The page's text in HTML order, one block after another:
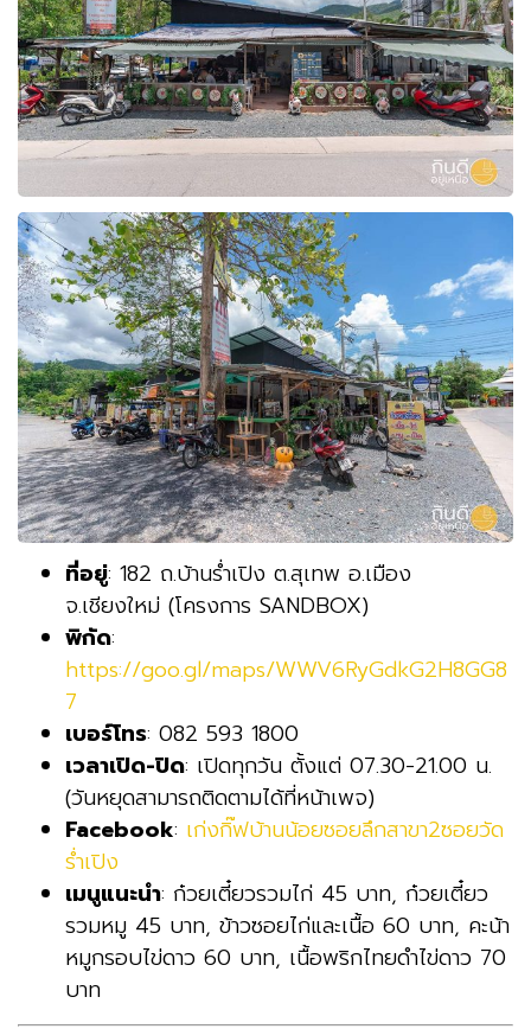
ที่อยู่: 182 ถ.บ้านร่ำเปิง ต.สุเทพ อ.เมือง
จ.เชียงใหม่ (โครงการ SANDBOX)
พิกัด:
https://goo.gl/maps/WWV6RyGdkG2H8GG8
7
เบอร์โทร: 082 593 1800
เวลาเปิด-ปิด: เปิดทุกวัน ตั้งแต่ 07.30-21.00 น.
(วันหยุดสามารถติดตามได้ที่หน้าเพจ)
Facebook: เก่งกิ๊ฟบ้านน้อยซอยลึกสาขา2ซอยวัด
ร่ำเปิง
เมนูแนะนำ: ก๋วยเตี๋ยวรวมไก่ 45 บาท, ก๋วยเตี๋ยว
รวมหมู 45 บาท, ข้าวซอยไก่และเนื้อ 60 บาท, คะน้า
หมูกรอบไข่ดาว 60 บาท, เนื้อพริกไทยดำไข่ดาว 70
บาท